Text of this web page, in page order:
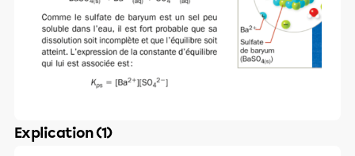
Explication (1)